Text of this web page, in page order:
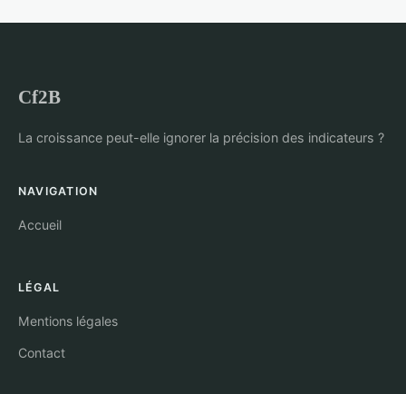
Cf2B
La croissance peut-elle ignorer la précision des indicateurs ?
NAVIGATION
Accueil
LÉGAL
Mentions légales
Contact